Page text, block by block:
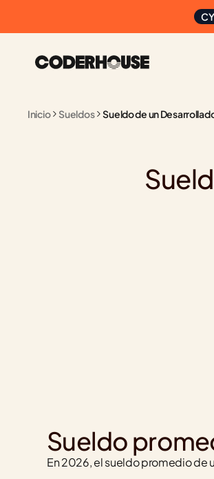
Inicio Sueldos Sueldo de un
Sueldo
En 2026, el sueldo promedio de